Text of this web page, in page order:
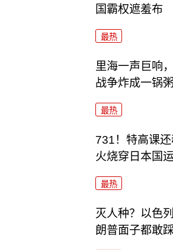
国霸权遮羞布
最热
里海一声巨响
战争炸成一锅粥
最热
731！特高课
火烧穿日本国
最热
灭人种？以色
朗普面子都敢踩